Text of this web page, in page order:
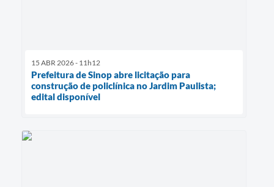
15 ABR 2026 - 11h12
Prefeitura de Sinop abre licitação para
construção de policlínica no Jardim Paulista;
edital disponível